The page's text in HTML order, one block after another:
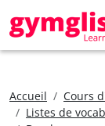
Accueil
Cours
Listes de